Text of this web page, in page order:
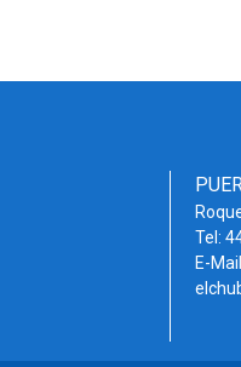
Tel:
E-